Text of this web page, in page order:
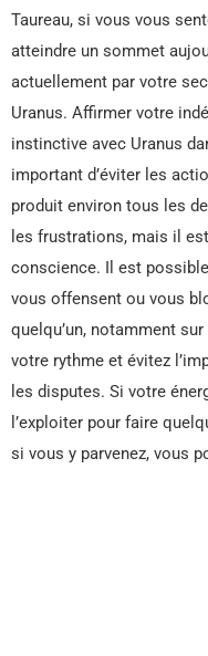
Taureau, si vous vous
atteindre un sommet
actuellement par votre
Uranus. Affirmer votre
instinctive avec Uranus
important d’éviter les
produit environ tous les
les frustrations, mais il
conscience. Il est possible
vous offensent ou vous
quelqu’un, notamment
votre rythme et évitez
les disputes. Si votre
l’exploiter pour faire
si vous y parvenez, vous